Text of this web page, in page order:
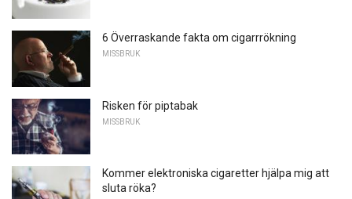
6 Överraskande fakta om cigarrrökning
MISSBRUK
Risken för piptabak
MISSBRUK
Kommer elektroniska cigaretter hjälpa mig att
sluta röka?